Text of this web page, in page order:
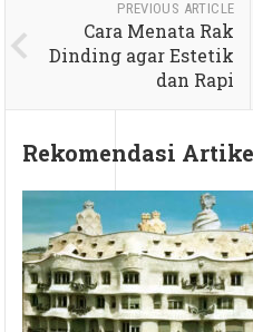
PREVIOUS ARTICLE
Cara Menata Rak
Dinding agar Estetik
dan Rapi
Rekomendasi